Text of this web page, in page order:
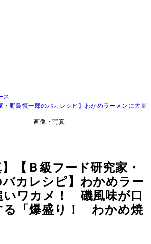
ス
・野島慎一郎のバカレシピ】わかめラーメンに
画像・写真
】【Ｂ級フード研究家・
カレシピ】わかめラー
いワカメ！ 磯風味が口
る「爆盛り！ わかめ焼